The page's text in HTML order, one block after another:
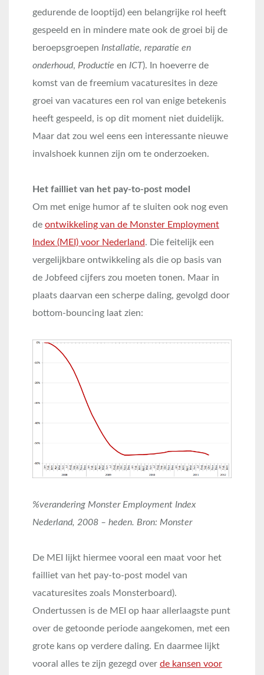
gedurende de looptijd) een belangrijke rol heeft
gespeeld en in mindere mate ook de groei bij de
beroepsgroepen Installatie, reparatie en
onderhoud, Productie en ICT). In hoeverre de
komst van de freemium vacaturesites in deze
groei van vacatures een rol van enige betekenis
heeft gespeeld, is op dit moment niet duidelijk.
Maar dat zou wel eens een interessante nieuwe
invalshoek kunnen zijn om te onderzoeken.
Het failliet van het pay-to-post model
Om met enige humor af te sluiten ook nog even
de ontwikkeling van de Monster Employment
Index (MEI) voor Nederland. Die feitelijk een
vergelijkbare ontwikkeling als die op basis van
de Jobfeed cijfers zou moeten tonen. Maar in
plaats daarvan een scherpe daling, gevolgd door
bottom-bouncing laat zien:
%verandering Monster Employment Index
Nederland, 2008 – heden. Bron: Monster
De MEI lijkt hiermee vooral een maat voor het
failliet van het pay-to-post model van
vacaturesites zoals Monsterboard).
Ondertussen is de MEI op haar allerlaagste punt
over de getoonde periode aangekomen, met een
grote kans op verdere daling. En daarmee lijkt
vooral alles te zijn gezegd over de kansen voor